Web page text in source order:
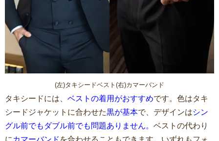
(左)タキシードベスト(右)カマーバンド
タキシードには、 ベストの着用がおすすめです。色はタキ
シードジャケットに合わせた黒が基本で、デザインはシン
グル前でもダブル前でも問題ありません。 ベストの代わり
に カマーバンド を合わせることもできます。いずれもフォ